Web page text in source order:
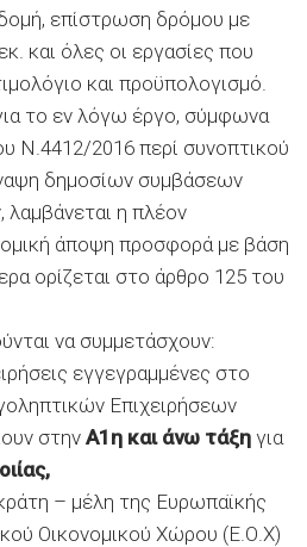
επίστρωση δρόμου με
και όλες οι εργασίες που
και προϋπολογισμό.
το εν λόγω έργο, σύμφωνα
Ν.4412/2016 περί συνοπτικού
δημοσίων συμβάσεων
η πλέον
άποψη προσφορά με βάση
ορίζεται στο άρθρο 125 του
να συμμετάσχουν:
εγγεγραμμένες στο
Επιχειρήσεων
στην Α1η και άνω τάξη για
– μέλη της Ευρωπαϊκής
Οικονομικού Χώρου (Ε.Ο.Χ)